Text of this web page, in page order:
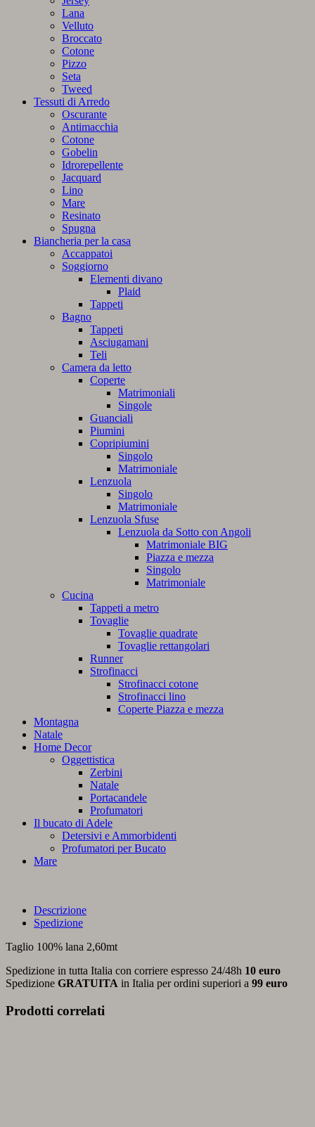
Lana
Velluto
Broccato
Cotone
Pizzo
Seta
Tweed
Tessuti di Arredo
Oscurante
Antimacchia
Cotone
Gobelin
Idrorepellente
Jacquard
Lino
Mare
Resinato
Spugna
Biancheria per la casa
Accappatoi
Soggiorno
Elementi divano
Plaid
Tappeti
Bagno
Tappeti
Asciugamani
Teli
Camera da letto
Coperte
Matrimoniali
Singole
Guanciali
Piumini
Copripiumini
Singolo
Matrimoniale
Lenzuola
Singolo
Matrimoniale
Lenzuola Sfuse
Lenzuola da Sotto con Angoli
Matrimoniale BIG
Piazza e mezza
Singolo
Matrimoniale
Cucina
Tappeti a metro
Tovaglie
Tovaglie quadrate
Tovaglie rettangolari
Runner
Strofinacci
Strofinacci cotone
Strofinacci lino
Coperte Piazza e mezza
Montagna
Natale
Home Decor
Oggettistica
Zerbini
Natale
Portacandele
Profumatori
Il bucato di Adele
Detersivi e Ammorbidenti
Profumatori per Bucato
Mare
Descrizione
Spedizione
Taglio 100% lana 2,60mt
Spedizione in tutta Italia con corriere espresso 24/48h 10 euro
Spedizione GRATUITA in Italia per ordini superiori a 99 euro
Prodotti correlati